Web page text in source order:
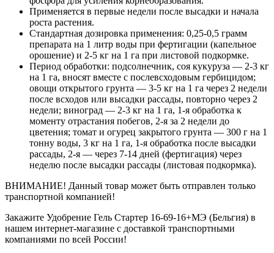
Применяется в первые недели после высадки и начала
роста растения.
Стандартная дозировка применения: 0,25-0,5 грамм
препарата на 1 литр воды при фертигации (капельное
орошение) и 2-5 кг на 1 га при листовой подкормке.
Период обработки: подсолнечник, соя кукуруза — 2-3 кг
на 1 га, вносят вместе с послевсходовым гербицидом;
овощи открытого грунта — 3-5 кг на 1 га через 2 недели
после всходов или высадки рассады, повторно через 2
недели; виноград — 2-3 кг на 1 га, 1-я обработка к
моменту отрастания побегов, 2-я за 2 недели до
цветения; томат и огурец закрытого грунта — 300 г на 1
тонну воды, 3 кг на 1 га, 1-я обработка после высадки
рассады, 2-я — через 7-14 дней (фертигация) через
неделю после высадки рассады (листовая подкормка).
ВНИМАНИЕ! Данный товар может быть отправлен только
транспортной компанией!
Закажите Удобрение Гель Стартер 16-69-16+МЭ (Бельгия) в
нашем интернет-магазине с доставкой транспортными
компаниями по всей России!